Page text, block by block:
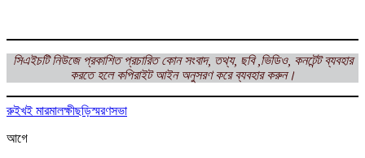
সিএইচটি নিউজে প্রকাশিত প্রচারিত কোন সংবাদ, তথ্য, ছবি ,ভিডিও, কনটেন্ট ব্যবহার
করতে হলে কপিরাইট আইন অনুসরণ করে ব্যবহার করুন।
রুইখই মারমালক্ষীছড়িস্মরণসভা
আগে